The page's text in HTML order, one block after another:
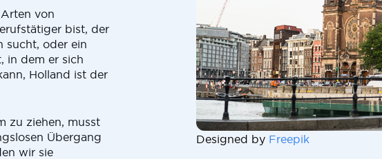
von
bist, der
sucht, oder ein
in dem er sich
Holland ist der
zu ziehen, musst
Übergang
wir sie
Designed by Freepik